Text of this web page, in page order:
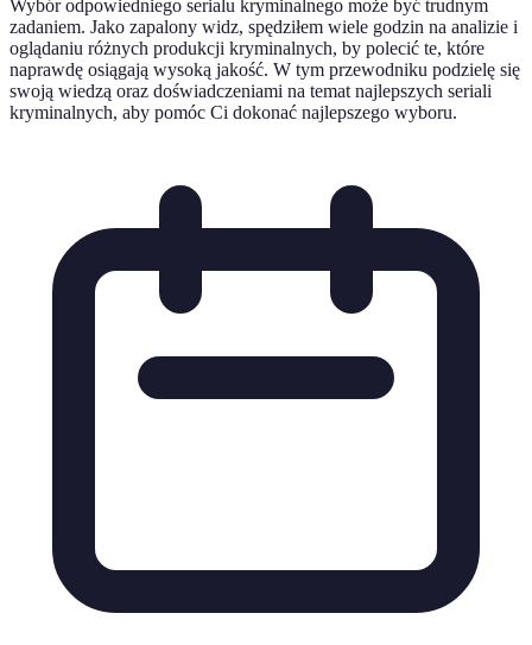
Wybór odpowiedniego serialu kryminalnego może być trudnym
zadaniem. Jako zapalony widz, spędziłem wiele godzin na analizie i
oglądaniu różnych produkcji kryminalnych, by polecić te, które
naprawdę osiągają wysoką jakość. W tym przewodniku podzielę się
swoją wiedzą oraz doświadczeniami na temat najlepszych seriali
kryminalnych, aby pomóc Ci dokonać najlepszego wyboru.